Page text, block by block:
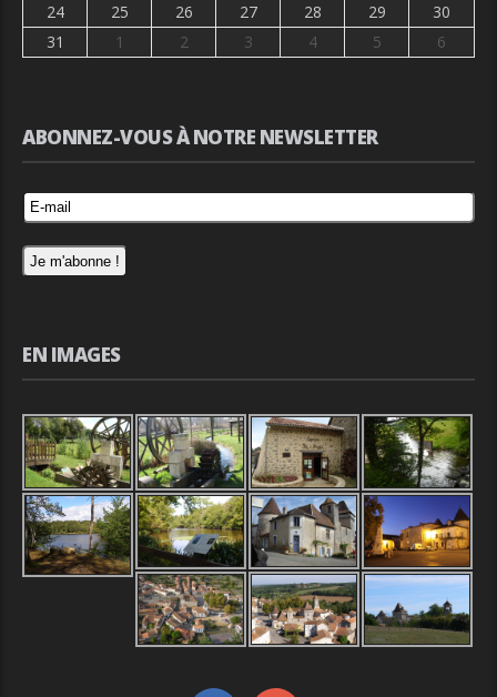
24
25 26 27 28 29
30
31
1 2 3 4 5 6
ABONNEZ-VOUS À NOTRE NEWSLETTER
EN IMAGES